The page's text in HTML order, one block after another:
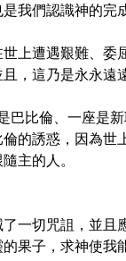
我們認識神的完
上遭遇艱難、
，這乃是永永遠
巴比倫、一座是
的誘惑，因為
主的人。
一切咒詛，並
果子，求神使我